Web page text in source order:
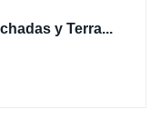
y Terra...